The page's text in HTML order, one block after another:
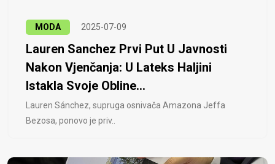
MODA 2025-07-09
Lauren Sanchez Prvi Put U Javnosti
Nakon Vjenčanja: U Lateks Haljini
Istakla Svoje Obline...
Lauren Sánchez, supruga osnivača Amazona Jeffa
Bezosa, ponovo je priv..